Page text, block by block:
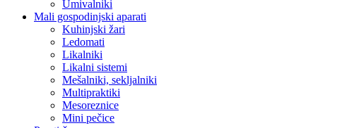
Umivalniki
Mali gospodinjski aparati
Kuhinjski žari
Ledomati
Likalniki
Likalni sistemi
Mešalniki, sekljalniki
Multipraktiki
Mesoreznice
Mini pečice